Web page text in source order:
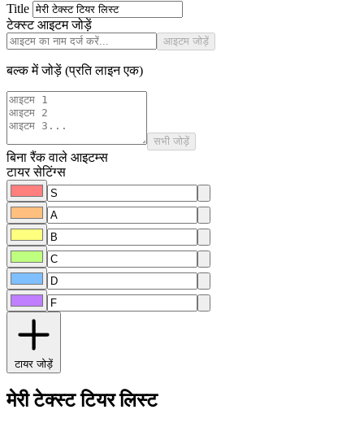
Title
टेक्स्ट आइटम जोड़ें
आइटम जोड़ें
बल्क में जोड़ें (प्रति लाइन एक)
सभी जोड़ें
बिना रैंक वाले आइटम्स
टायर सेटिंग्स
टायर जोड़ें
मेरी टेक्स्ट टियर लिस्ट